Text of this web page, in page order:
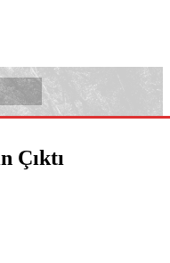
Çıktı